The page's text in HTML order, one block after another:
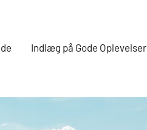
Indlæg på Gode Oplevelser